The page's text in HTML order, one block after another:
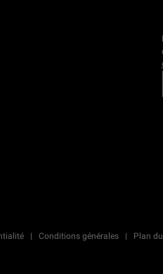
Conditions générales Plan